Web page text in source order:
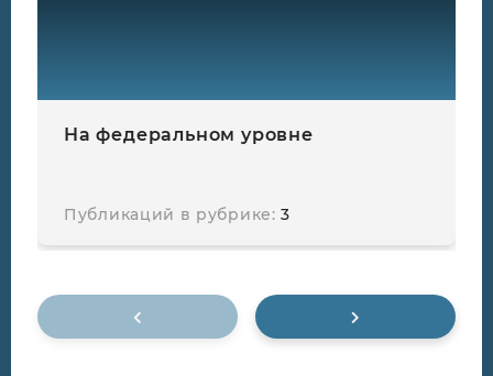
На федеральном уровне
Публикаций в рубрике:3